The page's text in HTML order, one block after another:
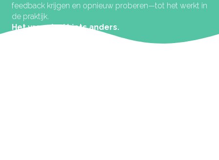
feedback krijgen en opnieuw proberen—tot het werkt in
de praktijk.
Het vraagt nét iets anders.